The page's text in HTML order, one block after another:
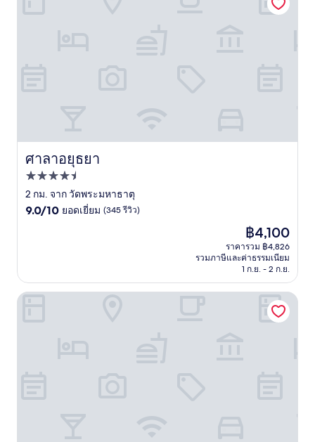
ศาลาอยุธยา
ศาลาอยุธยา
ที่พัก
4.5
ดาว
2 กม. จาก วัดพระมหาธาตุ
9.0
รีวิว)
9.0/10 ยอดเยี่ยม (345 รีวิว)
ราคา
ปัจจุบัน
คือ
฿4,100
฿4,100
ราคารวม ฿4,826
รวมภาษีและค่าธรรมเนียม
1 ก.ย. - 2 ก.ย.
บ้านเพ็ญนี